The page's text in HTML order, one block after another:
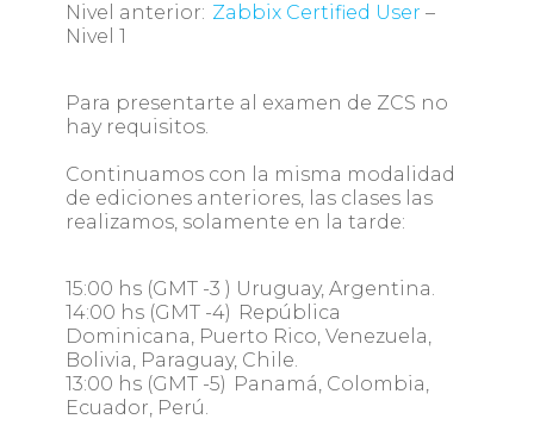
Nivel anterior: Zabbix Certified User –
Nivel 1
Para presentarte al examen de ZCS no
hay requisitos.
Continuamos con la misma modalidad
de ediciones anteriores, las clases las
realizamos, solamente en la tarde:
15:00 hs (GMT -3 ) Uruguay, Argentina.
14:00 hs (GMT -4) República
Dominicana, Puerto Rico, Venezuela,
Bolivia, Paraguay, Chile.
13:00 hs (GMT -5) Panamá, Colombia,
Ecuador, Perú.